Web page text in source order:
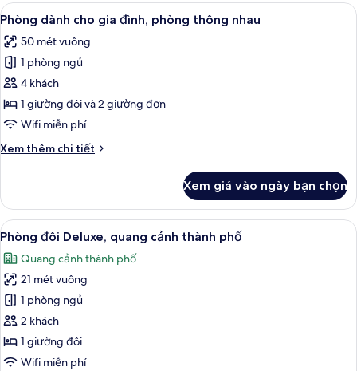
Xem
tất
cả
ảnh
Phòng
dành
cho
đình,
nhau
Bộ đồ giường cao cấp, minibar, két
8
Phòng dành cho gia đình, phòng thông nhau
50 mét vuông
1 phòng ngủ
4 khách
1 giường đôi và 2 giường đơn
Wifi miễn phí
Xem thêm chi tiết
Chi
Phòng
dành
cho
đình,
phòng
thông
nhau
Xem giá vào ngày bạn chọn
Xem
tất
cả
ảnh
Phòng
đôi
Deluxe,
quang
Phòng đôi Deluxe, quang cảnh
7
Phòng đôi Deluxe, quang cảnh thành phố
Quang cảnh thành phố
21 mét vuông
1 phòng ngủ
2 khách
1 giường đôi
Wifi miễn phí